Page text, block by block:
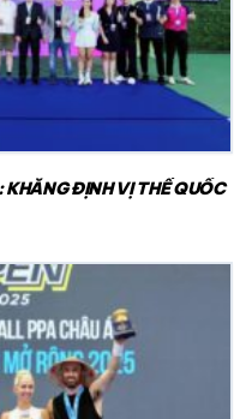
ĐỊNH VỊ THẾ QUỐC